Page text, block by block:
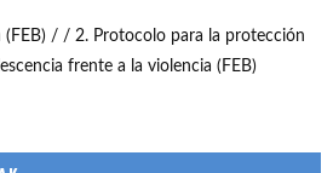
(FEB) / / 2. Protocolo para la protección
frente a la violencia (FEB)